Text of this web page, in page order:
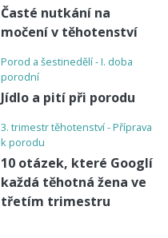
Časté nutkání na
močení v těhotenství
Porod a šestinedělí - I. doba
porodní
Jídlo a pití při porodu
3. trimestr těhotenství - Příprava
k porodu
10 otázek, které Googlí
každá těhotná žena ve
třetím trimestru